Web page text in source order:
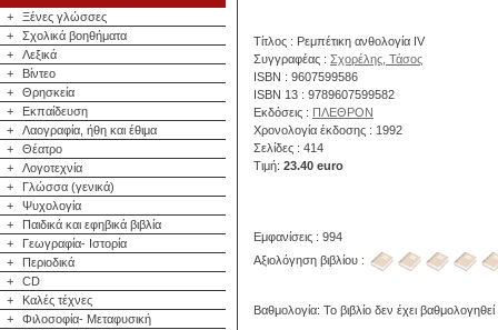
+
Ξένες γλώσσες
+
Σχολικά βοηθήματα
+
Λεξικά
+
Βίντεο
+
Θρησκεία
+
Εκπαίδευση
+
Λαογραφία, ήθη και έθιμα
+
Θέατρο
+
Λογοτεχνία
+
Γλώσσα (γενικά)
+
Ψυχολογία
+
Παιδικά και εφηβικά βιβλία
+
Γεωγραφία- Ιστορία
+
Περιοδικά
+
CD
+
Καλές τέχνες
+
Φιλοσοφία- Μεταφυσική
Τίτλος : Ρεμπέτικη ανθολογία IV
Συγγραφέας : Σχορέλης, Τάσος
ISBN : 9607599586
ISBN 13 : 9789607599582
Εκδόσεις : ΠΛΕΘΡΟΝ
Χρονολογία έκδοσης : 1992
Σελίδες : 414
Τιμή: 23.40 euro
Εμφανίσεις : 994
Αξιολόγηση βιβλίου :
Βαθμολογία: Το βιβλίο δεν έχει